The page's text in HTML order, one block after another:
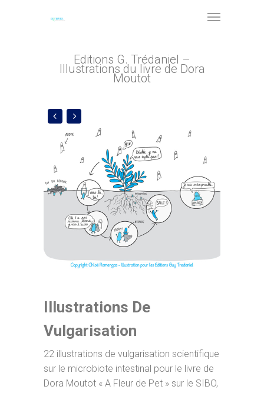
Editions G. Trédaniel –
Illustrations du livre de Dora
Moutot
Illustrations De
Vulgarisation
22 illustrations de vulgarisation scientifique
sur le microbiote intestinal pour le livre de
Dora Moutot « A Fleur de Pet » sur le SIBO,